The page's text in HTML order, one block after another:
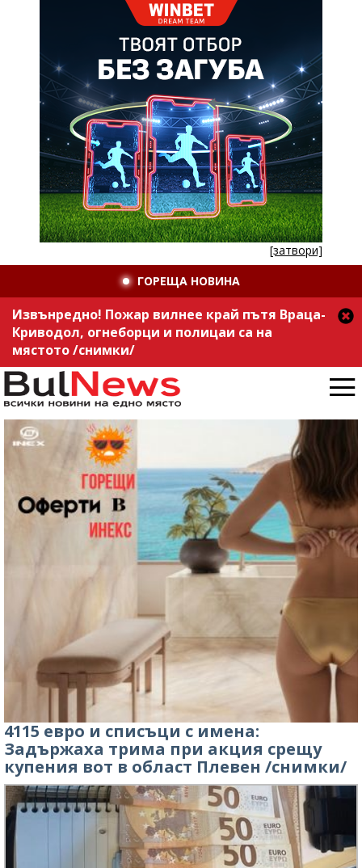
[затвори]
ГОРЕЩА НОВИНА
Извънредно! Пожар вилнее край пътя Враца-
Криводол, огнеборци и полицаи са на
мястото /снимки/
4115 евро и списъци с имена:
Задържаха трима при акция срещу
купения вот в област Плевен /снимки/